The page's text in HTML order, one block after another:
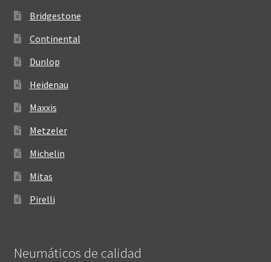
Bridgestone
Continental
Dunlop
Heidenau
Maxxis
Metzeler
Michelin
Mitas
Pirelli
Neumáticos de calidad‎